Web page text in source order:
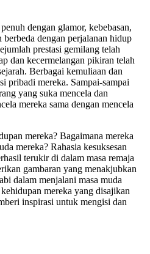
dengan glamor, kebebasan,
dengan perjalanan hidup
prestasi gemilang telah
dan kecermelangan pikiran telah
Berbagai kemuliaan dan
pribadi mereka. Sampai-sampai
yang suka mencela dan
mereka sama dengan mencela
mereka? Bagaimana mereka
mereka? Rahasia kesuksesan
terukir di dalam masa remaja
gambaran yang menakjubkan
dalam menjalani masa muda
mereka yang disajikan
inspirasi untuk mengisi dan